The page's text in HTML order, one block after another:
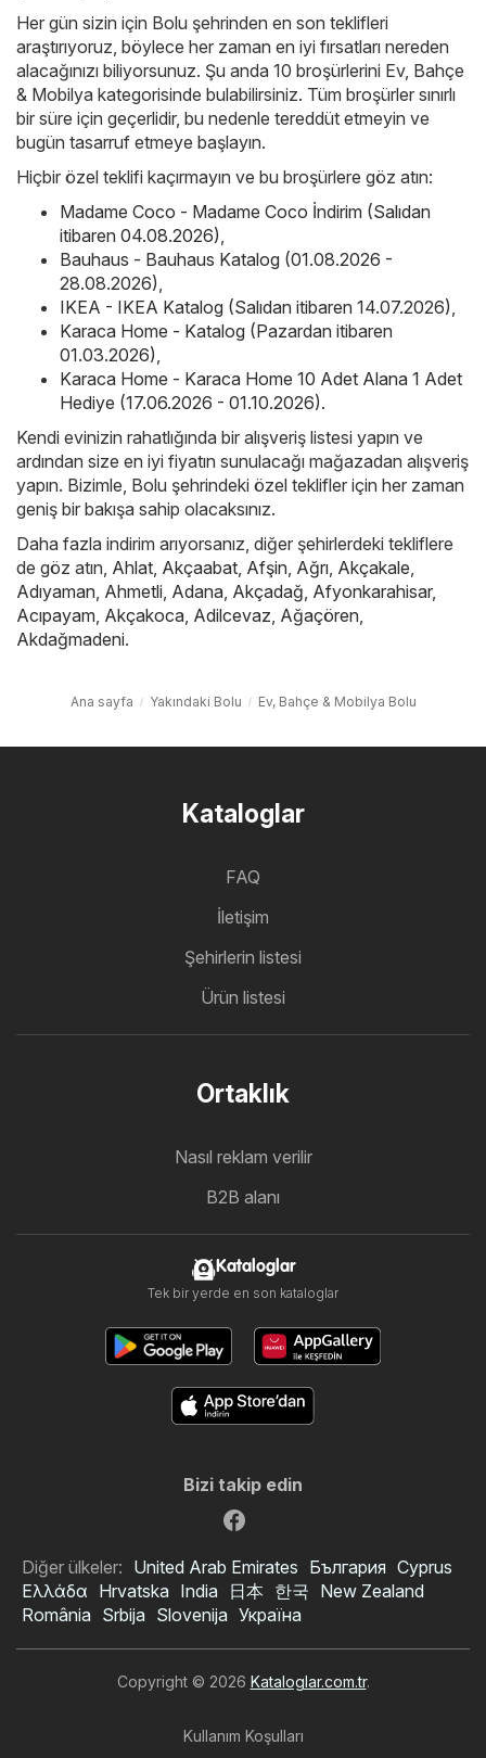
Her gün sizin için Bolu şehrinden en son teklifleri
araştırıyoruz, böylece her zaman en iyi fırsatları nereden
alacağınızı biliyorsunuz. Şu anda 10 broşürlerini Ev, Bahçe
& Mobilya kategorisinde bulabilirsiniz. Tüm broşürler sınırlı
bir süre için geçerlidir, bu nedenle tereddüt etmeyin ve
bugün tasarruf etmeye başlayın.
Hiçbir özel teklifi kaçırmayın ve bu broşürlere göz atın:
Madame Coco - Madame Coco İndirim (Salıdan
itibaren 04.08.2026)
Bauhaus - Bauhaus Katalog (01.08.2026 -
28.08.2026)
IKEA - IKEA Katalog (Salıdan itibaren 14.07.2026)
Karaca Home - Katalog (Pazardan itibaren
01.03.2026)
Karaca Home - Karaca Home 10 Adet Alana 1 Adet
Hediye (17.06.2026 - 01.10.2026).
Kendi evinizin rahatlığında bir alışveriş listesi yapın ve
ardından size en iyi fiyatın sunulacağı mağazadan alışveriş
yapın. Bizimle, Bolu şehrindeki özel teklifler için her zaman
geniş bir bakışa sahip olacaksınız.
Daha fazla indirim arıyorsanız, diğer şehirlerdeki tekliflere
de göz atın, Ahlat Akçaabat Afşin Ağrı Akçakale
Adıyaman Ahmetli Adana Akçadağ Afyonkarahisar,
Acıpayam Akçakoca Adilcevaz Ağaçören
Akdağmadeni.
Ana sayfa Yakındaki Bolu Ev, Bahçe & Mobilya Bolu
Kataloglar
FAQ
İletişim
Şehirlerin listesi
Ürün listesi
Ortaklık
Nasıl reklam verilir
B2B alanı
Kataloglar
Tek bir yerde en son kataloglar
Bizi takip edin
Diğer ülkeler: United Arab Emirates България Cyprus
Ελλάδα Hrvatska India 日本 한국 New Zealand
România Srbija Slovenija Україна
Copyright © 2026 Kataloglar.com.tr.
Kullanım Koşulları